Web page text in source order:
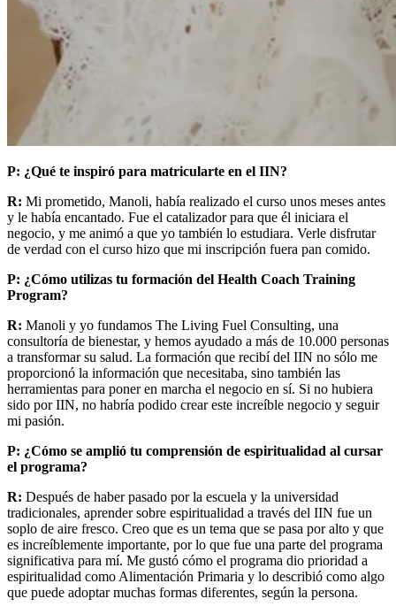
P: ¿Qué te inspiró para matricularte en el IIN?
R: Mi prometido, Manoli, había realizado el curso unos meses antes
y le había encantado. Fue el catalizador para que él iniciara el
negocio, y me animó a que yo también lo estudiara. Verle disfrutar
de verdad con el curso hizo que mi inscripción fuera pan comido.
P: ¿Cómo utilizas tu formación del Health Coach Training
Program?
R: Manoli y yo fundamos The Living Fuel Consulting, una
consultoría de bienestar, y hemos ayudado a más de 10.000 personas
a transformar su salud. La formación que recibí del IIN no sólo me
proporcionó la información que necesitaba, sino también las
herramientas para poner en marcha el negocio en sí. Si no hubiera
sido por IIN, no habría podido crear este increíble negocio y seguir
mi pasión.
P: ¿Cómo se amplió tu comprensión de espiritualidad al cursar
el programa?
R: Después de haber pasado por la escuela y la universidad
tradicionales, aprender sobre espiritualidad a través del IIN fue un
soplo de aire fresco. Creo que es un tema que se pasa por alto y que
es increíblemente importante, por lo que fue una parte del programa
significativa para mí. Me gustó cómo el programa dio prioridad a
espiritualidad como Alimentación Primaria y lo describió como algo
que puede adoptar muchas formas diferentes, según la persona.